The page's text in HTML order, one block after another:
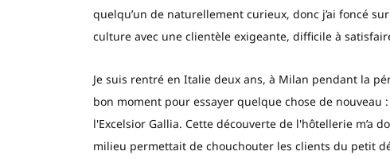
quelqu’un de naturellement curieux, donc j’ai foncé
culture avec une clientèle exigeante, difficile à
Je suis rentré en Italie deux ans, à Milan pendant la
bon moment pour essayer quelque chose de nouveau
l'Excelsior Gallia. Cette découverte de l'hôtellerie m’a
milieu permettait de chouchouter les clients du petit